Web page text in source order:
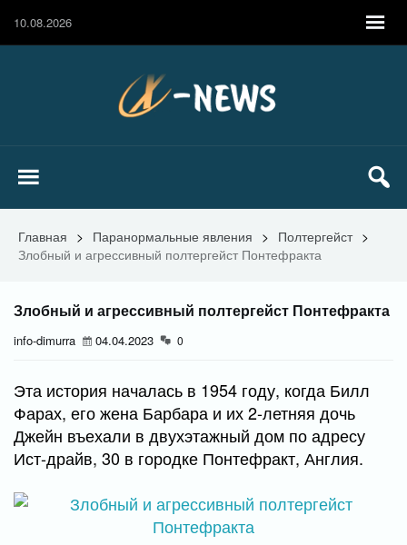
10.08.2026
Главная > Паранормальные явления > Полтергейст >
Злобный и агрессивный полтергейст Понтефракта
Злобный и агрессивный полтергейст Понтефракта
info-dimurra 04.04.2023 0
Эта история началась в 1954 году, когда Билл
Фарах, его жена Барбара и их 2-летняя дочь
Джейн въехали в двухэтажный дом по адресу
Ист-драйв, 30 в городке Понтефракт, Англия.